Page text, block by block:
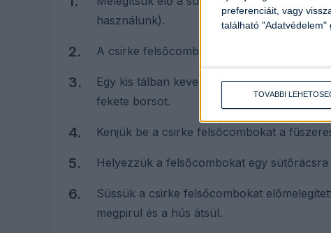
preferenciáit, vagy
található "Adatvédelem"
TOVÁBBI
használunk).
A csirke felsőcombot mossuk meg, majd
Egy kis tálban keverjük össze az
fekete borsot.
Kenjük be a csirke felsőcombokat a
Helyezzük a felsőcombokat egy
Süssük a csirke felsőcombokat
megpirul és a hús átsül.